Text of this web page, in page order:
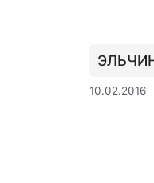
10.02.2016